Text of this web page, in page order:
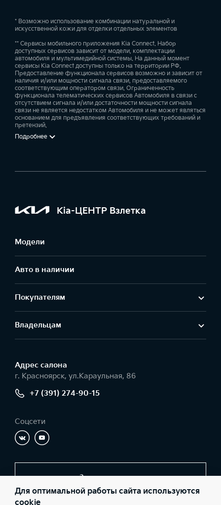
* Возможно использование комбинации натуральной и
искусственной кожи для отделки отдельных элементов
** Сервисы мобильного приложения Kia Connect. Набор
доступных сервисов зависит от модели, комплектации
автомобиля и мультимедийной системы. На данный момент
сервисы Kia Connect доступны только на территории РФ.
Предоставление функционала сервисов возможно и зависит от
наличия и/или мощности сигнала связи, предоставляемого
соответствующим оператором связи. Ограниченность
функционала телематических сервисов Автомобиля в связи с
отсутствием сигнала и/или достаточности мощности сигнала
связи не является недостатком Автомобиля и не может являться
основанием для предъявления соответствующих требований и
претензий.
Подробнее
Kia-ЦЕНТР Взлетка
Модели
Авто в наличии
Покупателям
Владельцам
Адрес салонa
г. Красноярск, ул.Караульная, 86
+7 (391) 274-90-15
Соцсети
Заказать звонок
Для оптимальной работы сайта используются
cookie